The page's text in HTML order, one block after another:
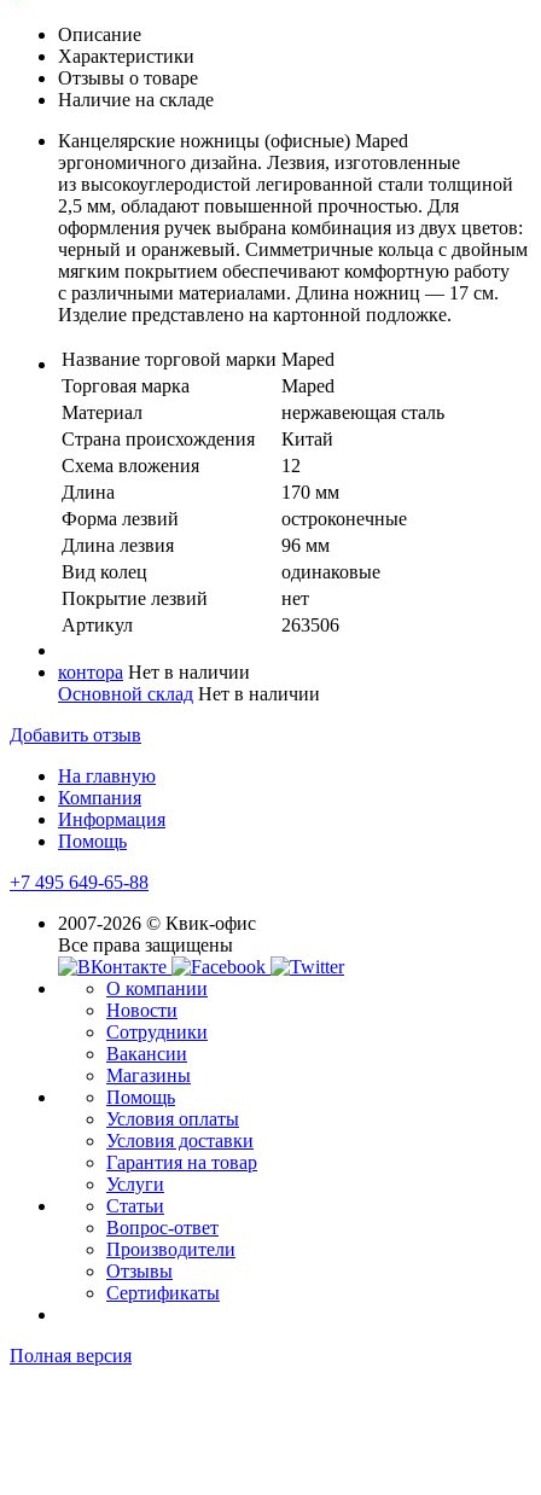
Описание
Характеристики
Отзывы о товаре
Наличие на складе
Канцелярские ножницы (офисные) Maped
эргономичного дизайна. Лезвия, изготовленные
из высокоуглеродистой легированной стали толщиной
2,5 мм, обладают повышенной прочностью. Для
оформления ручек выбрана комбинация из двух цветов:
черный и оранжевый. Симметричные кольца с двойным
мягким покрытием обеспечивают комфортную работу
с различными материалами. Длина ножниц — 17 см.
Изделие представлено на картонной подложке.
Название торговой марки Maped
Торговая марка
Maped
Материал
нержавеющая сталь
Страна происхождения
Китай
Схема вложения
12
Длина
170 мм
Форма лезвий
остроконечные
Длина лезвия
96 мм
Вид колец
одинаковые
Покрытие лезвий
нет
Артикул
263506
контора Нет в наличии
Основной склад Нет в наличии
Добавить отзыв
На главную
Компания
Информация
Помощь
+7 495 649-65-88
2007-2026 © Квик-офис
Все права защищены
О компании
Новости
Сотрудники
Вакансии
Магазины
Помощь
Условия оплаты
Условия доставки
Гарантия на товар
Услуги
Статьи
Вопрос-ответ
Производители
Отзывы
Сертификаты
Полная версия